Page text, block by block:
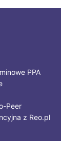
PPA
Peer
z Reo.pl